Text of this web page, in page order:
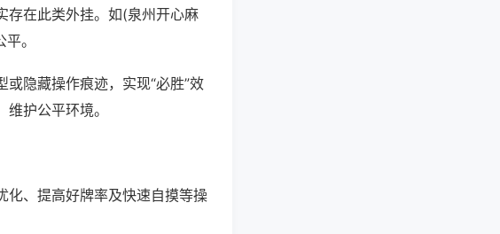
存在此类外挂。如(泉州开心麻
。
隐藏操作痕迹，实现“必胜”效
护公平环境。
化、提高好牌率及快速自摸等操